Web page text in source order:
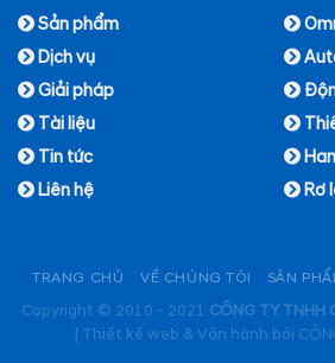
Sản phẩm
Dịch vụ
Giải pháp
Tài liệu
Tin tức
Liên hệ
Rơ
TRANG CHỦ VỀ CHÚNG TÔI SẢN
Copyright © 2010 - 2021 CÔNG TY TNHH
Thiết kế web & Vận hành bởi